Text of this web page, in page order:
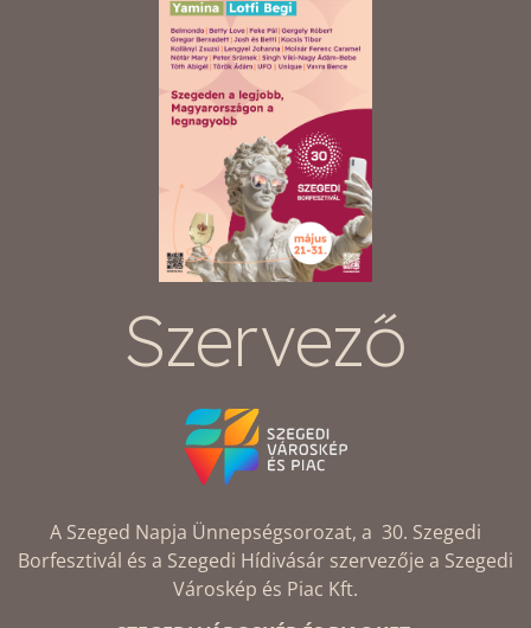
Szervező
A Szeged Napja Ünnepségsorozat, a 30. Szegedi
Borfesztivál és a Szegedi Hídivásár szervezője a Szegedi
Városkép és Piac Kft.